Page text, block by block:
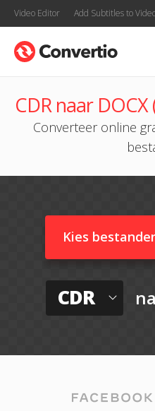
Video Editor Add Subtitles to
CDR naar
Converteer online
Kies
CDR